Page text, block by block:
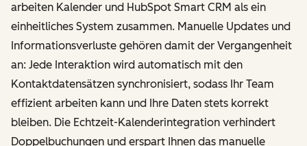
arbeiten Kalender und HubSpot Smart CRM als ein
einheitliches System zusammen. Manuelle Updates und
Informationsverluste gehören damit der Vergangenheit
an: Jede Interaktion wird automatisch mit den
Kontaktdatensätzen synchronisiert, sodass Ihr Team
effizient arbeiten kann und Ihre Daten stets korrekt
bleiben. Die Echtzeit-Kalenderintegration verhindert
Doppelbuchungen und erspart Ihnen das manuelle